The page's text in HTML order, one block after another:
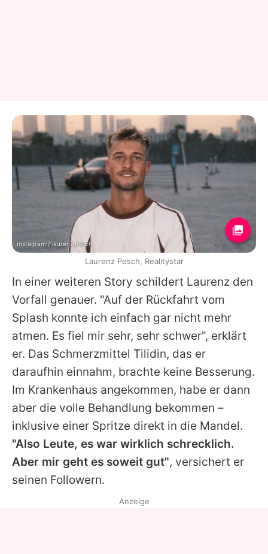
In einer weiteren Story schildert Laurenz den
Vorfall genauer. "Auf der Rückfahrt vom
Splash konnte ich einfach gar nicht mehr
atmen. Es fiel mir sehr, sehr schwer", erklärt
er. Das Schmerzmittel Tilidin, das er
daraufhin einnahm, brachte keine Besserung.
Im Krankenhaus angekommen, habe er dann
aber die volle Behandlung bekommen –
inklusive einer Spritze direkt in die Mandel.
"Also Leute, es war wirklich schrecklich.
Aber mir geht es soweit gut", versichert er
seinen Followern.
Instagram / laurenz.pesch
Laurenz Pesch, Realitystar
Anzeige